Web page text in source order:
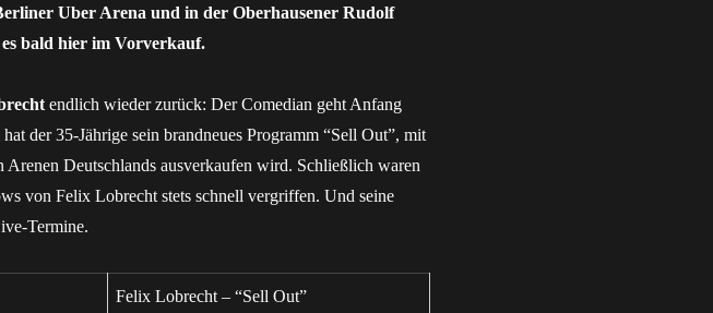
Uber Arena und in der Oberhausener Rudolf
bald hier im Vorverkauf.
endlich wieder zurück: Der Comedian geht Anfang
der 35-Jährige sein brandneues Programm “Sell Out”, mit
Deutschlands ausverkaufen wird. Schließlich waren
von Felix Lobrecht stets schnell vergriffen. Und seine
Termine.
Felix Lobrecht – “Sell Out”